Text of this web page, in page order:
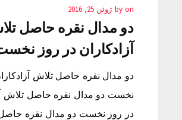
by on ژوئن 25, 2016
دو مدال نقره حاصل
آزادكاران در روز
دو مدال نقره حاصل تلاش
نخست دو مدال نقره حاصل تلاش
در روز نخست دو مدال نقره